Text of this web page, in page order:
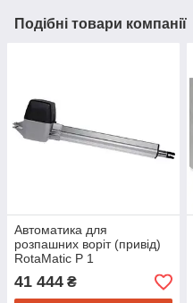
Подібні товари компанії
Автоматика для
розпашних воріт (привід)
RotaMatic P 1
41 444 ₴